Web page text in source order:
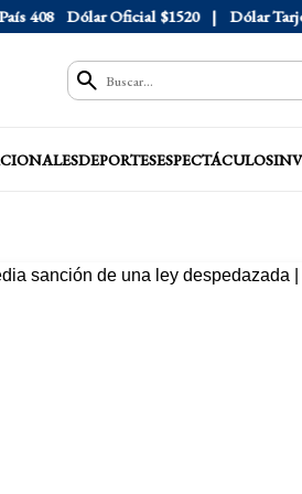
408 Dólar Oficial $1520 Dólar Tarjeta
DEPORTESESPECTÁCULOS